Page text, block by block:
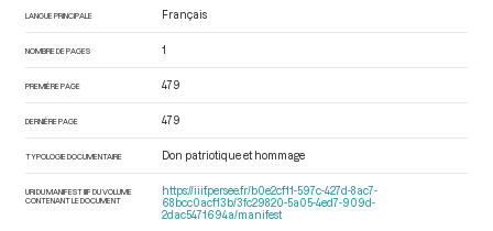
LANGUE PRINCIPALE Français
NOMBRE DE PAGES 1
PREMIÈRE PAGE 479
DERNIÈRE PAGE 479
TYPOLOGIE DOCUMENTAIRE Don patriotique et hommage
URI DU MANIFEST IIIF DU VOLUME
CONTENANT LE DOCUMENT
https://iiif.persee.fr/b0e2cf11-597c-427d-8ac7-
68bcc0acf13b/3fc29820-5a05-4ed7-909d-
2dac5471694a/manifest